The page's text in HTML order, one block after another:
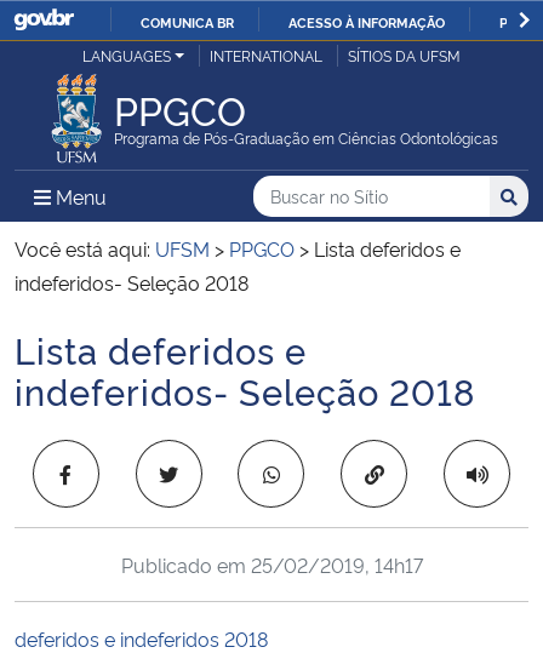
IR
COMUNICA BR ACESSO À INFORMAÇÃO
Ministério da Justiça e Segurança Pública
Ministério da Defesa
Ministério das Relações Exteriores
Ministério da Infraestrutura
Ministério da Educação
Ministério da Cidadania
LANGUAGES INTERNATIONAL SÍTIOS DA UFSM
PPGCO
Programa de Pós-Graduação em Ciências Odontológicas
Menu Menu Principal do Sítio
Busca
Buscar no no Sítio
Busca:
Você está aqui: UFSM > PPGCO > Lista deferidos e
indeferidos- Seleção 2018
Início do conteúdo
Lista deferidos e
indeferidos- Seleção 2018
Copiar para área
Publicado em 25/02/2019, 14h17
deferidos e indeferidos 2018